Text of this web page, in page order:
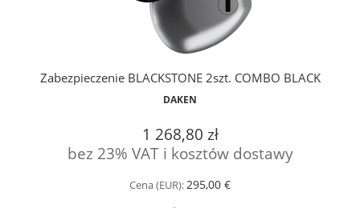
Zabezpieczenie BLACKSTONE 2szt. COMBO BLACK
DAKEN
1 268,80 zł
bez 23% VAT i kosztów dostawy
Cena (EUR): 295,00 €